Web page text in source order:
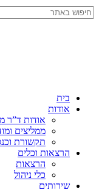
אודות ד”ר מיכל חמו
ממליצים ומודים
תקשורת וכנסים
וכלים
הרצאות
כלי ניהול